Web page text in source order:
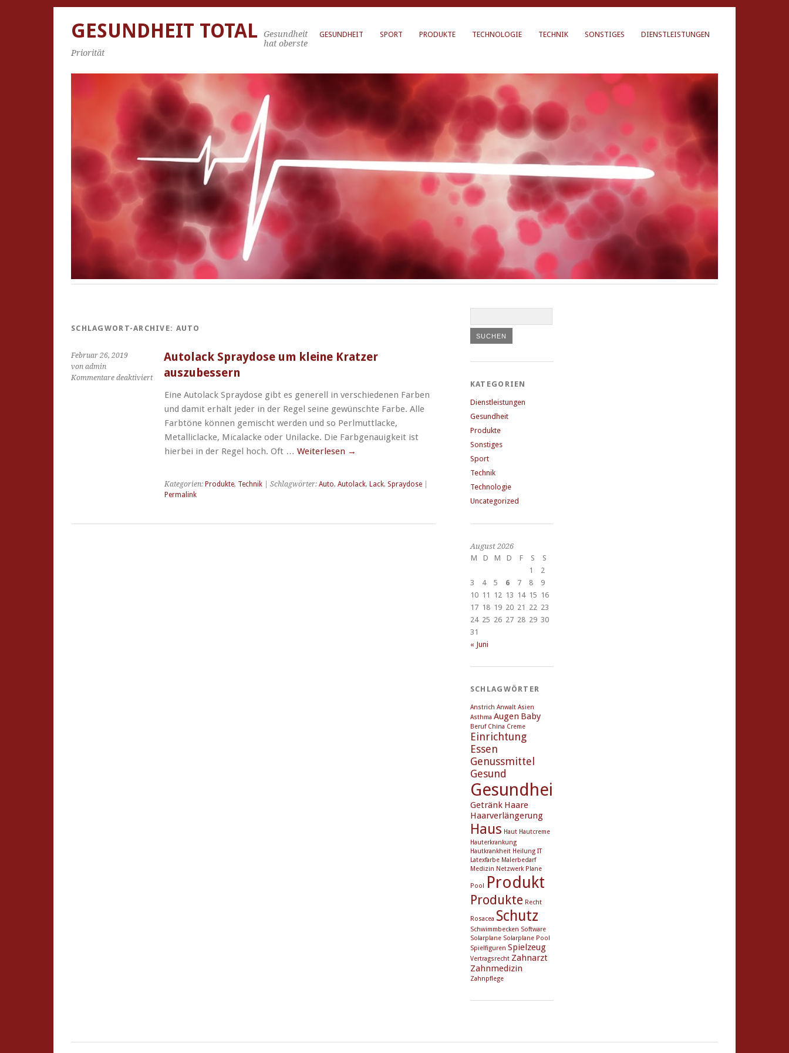
GESUNDHEIT SPORT PRODUKTE TECHNOLOGIE TECHNIK SONSTIGES DIENSTLEISTUNGEN
GESUNDHEIT TOTAL
Gesundheit
hat oberste
Priorität
SCHLAGWORT-ARCHIVE: AUTO
Februar 26, 2019
von admin
Kommentare deaktiviertfür
Spraydose
kleine
Kratzer
Autolack Spraydose um kleine Kratzer
auszubessern
Eine Autolack Spraydose gibt es generell in verschiedenen Farben
und damit erhält jeder in der Regel seine gewünschte Farbe. Alle
Farbtöne können gemischt werden und so Perlmuttlacke,
Metalliclacke, Micalacke oder Unilacke. Die Farbgenauigkeit ist
hierbei in der Regel hoch. Oft … Weiterlesen →
Kategorien: Produkte, Technik| Schlagwörter: Auto, Autolack, Lack, Spraydose|
Permalink
KATEGORIEN
Dienstleistungen
Gesundheit
Produkte
Sonstiges
Sport
Technik
Technologie
Uncategorized
August 2026
M
D M D F S
S
1
2
3
4 5 6 7 8
9
10 11 12 13 14 15 16
17 18 19 20 21 22 23
24 25 26 27 28 29 30
31
« Juni
SCHLAGWÖRTER
Anstrich Anwalt Asien
Asthma Augen Baby
Beruf China Creme
Einrichtung
Essen
Genussmittel
Gesund
Gesundheit
Getränk Haare
Haarverlängerung
Haus Haut Hautcreme
Hauterkrankung
Hautkrankheit Heilung IT
Latexfarbe Malerbedarf
Medizin Netzwerk Plane
Pool Produkt
Produkte Recht
Rosacea Schutz
Schwimmbecken Software
Solarplane Solarplane Pool
Spielfiguren Spielzeug
Vertragsrecht Zahnarzt
Zahnmedizin
Zahnpflege